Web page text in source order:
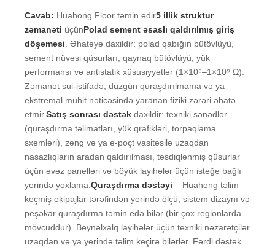
Cavab: Huahong Floor təmin edir5 illik struktur
zəmanəti üçünPolad sement əsaslı qaldırılmış giriş
döşəməsi. Əhatəyə daxildir: polad qabığın bütövlüyü,
sement nüvəsi qüsurları, qaynaq bütövlüyü, yük
performansı və antistatik xüsusiyyətlər (1×10⁶–1×10⁹ Ω).
Zəmanət sui-istifadə, düzgün quraşdırılmama və ya
ekstremal mühit nəticəsində yaranan fiziki zərəri əhatə
etmir.Satış sonrası dəstək daxildir: texniki sənədlər
(quraşdırma təlimatları, yük qrafikləri, torpaqlama
sxemləri), zəng və ya e-poçt vasitəsilə uzaqdan
nasazlıqların aradan qaldırılması, təsdiqlənmiş qüsurlar
üçün əvəz panelləri və böyük layihələr üçün isteğe bağlı
yerində yoxlama.Quraşdırma dəstəyi – Huahong təlim
keçmiş ekipajlar tərəfindən yerində ölçü, sistem dizaynı və
peşəkar quraşdırma təmin edə bilər (bir çox regionlarda
mövcuddur). Beynəlxalq layihələr üçün texniki nəzarətçilər
uzaqdan və ya yerində təlim keçirə bilərlər. Fərdi dəstək